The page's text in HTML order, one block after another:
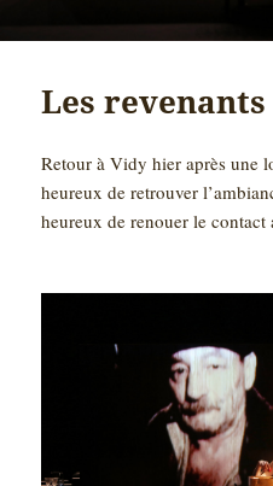
Les
Retour à Vidy hier après une
heureux de retrouver
heureux de renouer le contact